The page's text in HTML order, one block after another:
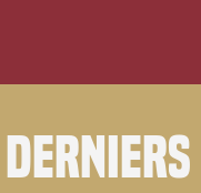
derniers